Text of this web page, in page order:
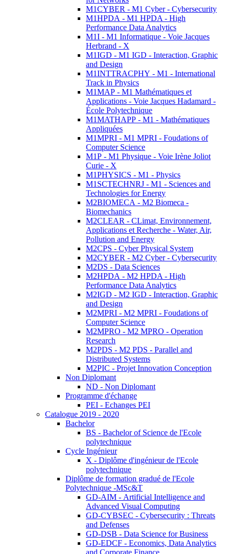
M1CYBER - M1 Cyber - Cybersecurity
M1HPDA - M1 HPDA - High
Performance Data Analytics
M1I - M1 Informatique - Voie Jacques
Herbrand - X
M1IGD - M1 IGD - Interaction, Graphic
and Design
M1INTTRACPHY - M1 - International
Track in Physics
M1MAP - M1 Mathématiques et
Applications - Voie Jacques Hadamard -
École Polytechnique
M1MATHAPP - M1 - Mathématiques
Appliquées
M1MPRI - M1 MPRI - Foudations of
Computer Science
M1P - M1 Physique - Voie Irène Joliot
Curie - X
M1PHYSICS - M1 - Physics
M1SCTECHNRJ - M1 - Sciences and
Technologies for Energy
M2BIOMECA - M2 Biomeca -
Biomechanics
M2CLEAR - CLimat, Environnement,
Applications et Recherche - Water, Air,
Pollution and Energy
M2CPS - Cyber Physical System
M2CYBER - M2 Cyber - Cybersecurity
M2DS - Data Sciences
M2HPDA - M2 HPDA - High
Performance Data Analytics
M2IGD - M2 IGD - Interaction, Graphic
and Design
M2MPRI - M2 MPRI - Foudations of
Computer Science
M2MPRO - M2 MPRO - Operation
Research
M2PDS - M2 PDS - Parallel and
Distributed Systems
M2PIC - Projet Innovation Conception
Non Diplomant
ND - Non Diplomant
Programme d'échange
PEI - Echanges PEI
Catalogue 2019 - 2020
Bachelor
BS - Bachelor of Science de l'Ecole
polytechnique
Cycle Ingénieur
X - Diplôme d'ingénieur de l'Ecole
polytechnique
Diplôme de formation gradué de l'Ecole
Polytechnique -MSc&T
GD-AIM - Artificial Intelligence and
Advanced Visual Computing
GD-CYBSEC - Cybersecurity : Threats
and Defenses
GD-DSB - Data Science for Business
GD-EDCF - Economics, Data Analytics
and Corporate Finance